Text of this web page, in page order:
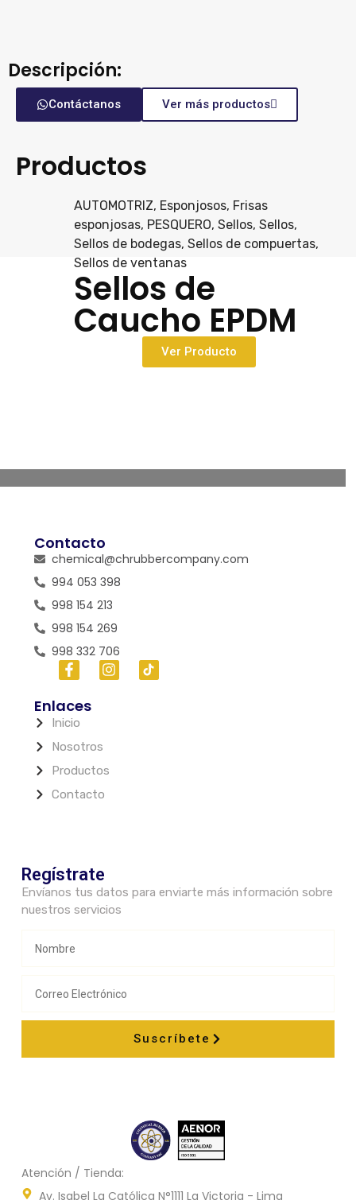
Descripción:
Contáctanos Ver más productos
Productos
AUTOMOTRIZ, Esponjosos, Frisas
esponjosas, PESQUERO,Sellos,Sellos,
Sellos de bodegas,Sellos de compuertas,
Sellos de ventanas
Sellos de
Caucho EPDM
Ver Producto
Atención / Tienda:
Av. Isabel La Católica N°1111 La Victoria - Lima
Contacto
chemical@chrubbercompany.com
994 053 398
998 154 213
998 154 269
998 332 706
Enlaces
Inicio
Nosotros
Productos
Contacto
Regístrate
Envíanos tus datos para enviarte más información sobre
nuestros servicios
Suscríbete